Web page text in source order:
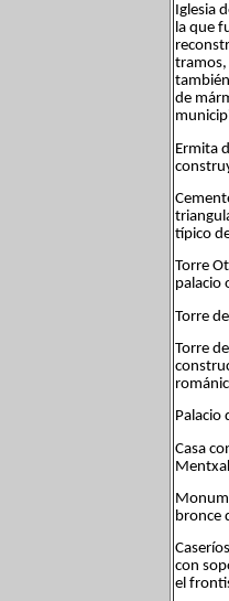
Iglesia
la que
tramos,
de
Ermita
típico
Torre
palacio
Torre
Torre
Palacio
Casa
bronce
con
el